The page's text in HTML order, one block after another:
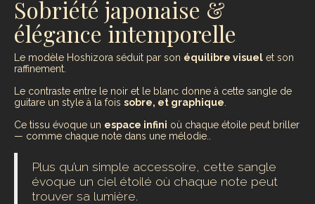
Sobriété japonaise &
élégance intemporelle
Le modèle Hoshizora séduit par son équilibre visuel et son
raffinement.
Le contraste entre le noir et le blanc donne à cette sangle de
guitare un style à la fois sobre, et graphique
Ce tissu évoque un espace infini où chaque étoile peut briller
— comme chaque note dans une mélodie..
Plus qu’un simple accessoire, cette sangle
évoque un ciel étoilé où chaque note peut
trouver sa lumière.